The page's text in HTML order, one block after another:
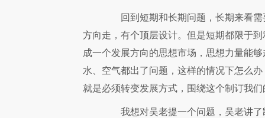
回到短期和长期问题，长期来看需
方向走，有个顶层设计。但是短期都限于
成一个发展方向的思想市场，思想力量能
水、空气都出了问题，这样的情况下怎么
就是必须转变发展方式，围绕这个制订我
我想对吴老提一个问题，吴老讲了